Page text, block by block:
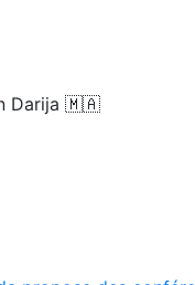
Darija 🇲🇦